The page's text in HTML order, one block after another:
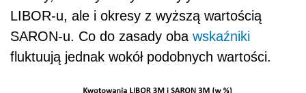
LIBOR-u, ale i okresy z wyższą wartością
SARON-u. Co do zasady oba wskaźniki
fluktuują jednak wokół podobnych wartości.